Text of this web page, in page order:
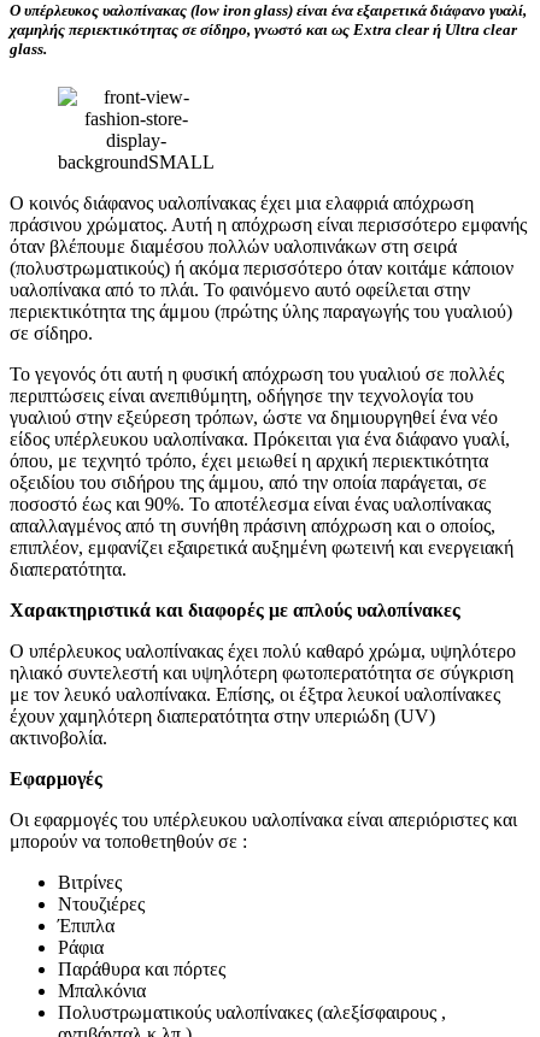
O υπέρλευκος υαλοπίνακας (low iron glass) είναι ένα εξαιρετικά διάφανο γυαλί,
χαμηλής περιεκτικότητας σε σίδηρο, γνωστό και ως Extra clear ή Ultra clear
glass.
Ο κοινός διάφανος υαλοπίνακας έχει μια ελαφριά απόχρωση
πράσινου χρώματος. Αυτή η απόχρωση είναι περισσότερο εμφανής
όταν βλέπουμε διαμέσου πολλών υαλοπινάκων στη σειρά
(πολυστρωματικούς) ή ακόμα περισσότερο όταν κοιτάμε κάποιον
υαλοπίνακα από το πλάι. Το φαινόμενο αυτό οφείλεται στην
περιεκτικότητα της άμμου (πρώτης ύλης παραγωγής του γυαλιού)
σε σίδηρο.
Το γεγονός ότι αυτή η φυσική απόχρωση του γυαλιού σε πολλές
περιπτώσεις είναι ανεπιθύμητη, οδήγησε την τεχνολογία του
γυαλιού στην εξεύρεση τρόπων, ώστε να δημιουργηθεί ένα νέο
είδος υπέρλευκου υαλοπίνακα. Πρόκειται για ένα διάφανο γυαλί,
όπου, με τεχνητό τρόπο, έχει μειωθεί η αρχική περιεκτικότητα
οξειδίου του σιδήρου της άμμου, από την οποία παράγεται, σε
ποσοστό έως και 90%. Το αποτέλεσμα είναι ένας υαλοπίνακας
απαλλαγμένος από τη συνήθη πράσινη απόχρωση και ο οποίος,
επιπλέον, εμφανίζει εξαιρετικά αυξημένη φωτεινή και ενεργειακή
διαπερατότητα.
Χαρακτηριστικά και διαφορές με απλούς υαλοπίνακες
Ο υπέρλευκος υαλοπίνακας έχει πολύ καθαρό χρώμα, υψηλότερο
ηλιακό συντελεστή και υψηλότερη φωτοπερατότητα σε σύγκριση
με τον λευκό υαλοπίνακα. Επίσης, οι έξτρα λευκοί υαλοπίνακες
έχουν χαμηλότερη διαπερατότητα στην υπεριώδη (UV)
ακτινοβολία.
Εφαρμογές
Οι εφαρμογές του υπέρλευκου υαλοπίνακα είναι απεριόριστες και
μπορούν να τοποθετηθούν σε :
Βιτρίνες
Ντουζιέρες
Έπιπλα
Ράφια
Παράθυρα και πόρτες
Μπαλκόνια
Πολυστρωματικούς υαλοπίνακες (αλεξίσφαιρους ,